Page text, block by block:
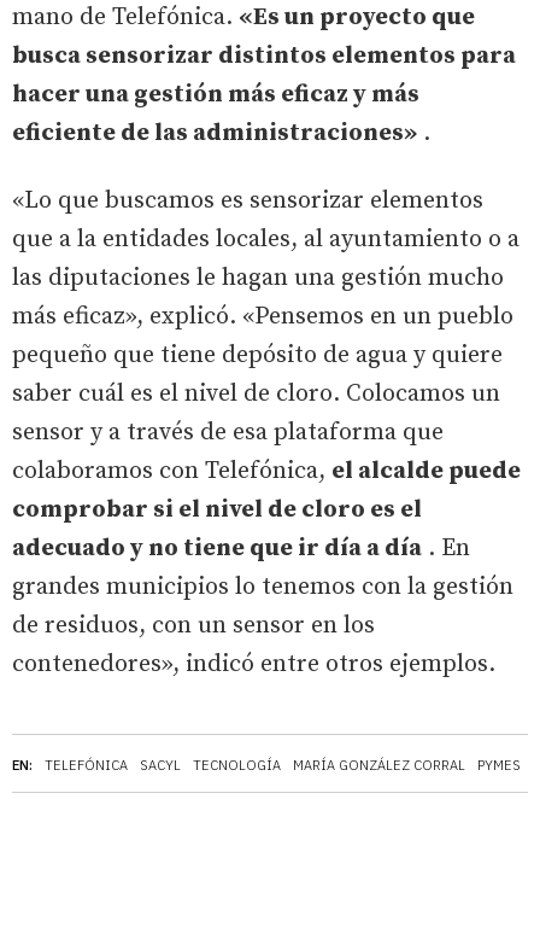
EN: TELEFÓNICA SACYL TECNOLOGÍA MARÍA GONZÁLEZ CORRAL PYMES
mano de Telefónica. «Es un proyecto que
busca sensorizar distintos elementos para
hacer una gestión más eficaz y más
eficiente de las administraciones» .
«Lo que buscamos es sensorizar elementos
que a la entidades locales, al ayuntamiento o a
las diputaciones le hagan una gestión mucho
más eficaz», explicó. «Pensemos en un pueblo
pequeño que tiene depósito de agua y quiere
saber cuál es el nivel de cloro. Colocamos un
sensor y a través de esa plataforma que
colaboramos con Telefónica, el alcalde puede
comprobar si el nivel de cloro es el
adecuado y no tiene que ir día a día . En
grandes municipios lo tenemos con la gestión
de residuos, con un sensor en los
contenedores», indicó entre otros ejemplos.